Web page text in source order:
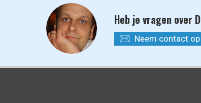
Heb je vragen over
Neem contact op